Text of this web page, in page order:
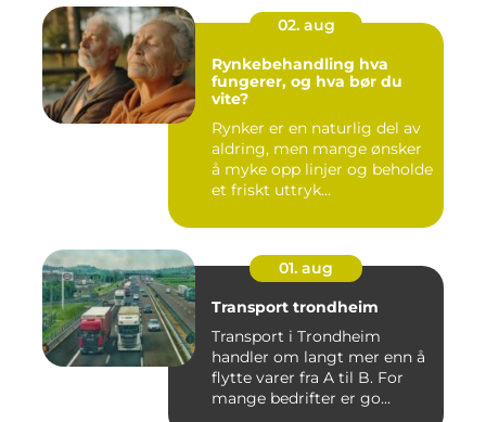
02. aug
Rynkebehandling hva
fungerer, og hva bør du
vite?
Rynker er en naturlig del av
aldring, men mange ønsker
å myke opp linjer og beholde
et friskt uttryk...
01. aug
Transport trondheim
Transport i Trondheim
handler om langt mer enn å
flytte varer fra A til B. For
mange bedrifter er go...